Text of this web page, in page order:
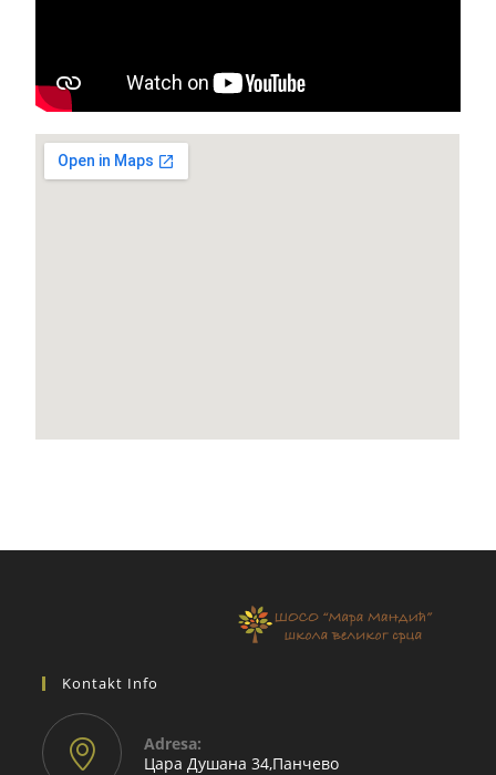
Kontakt Info
Adresа:
Цара Душана 34,Панчево